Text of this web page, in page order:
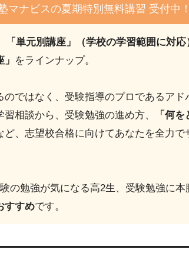
マナビスの夏期特別無料講習 受付中
「単元別講座」（学校の学習範囲に対応
をラインナップ。
ではなく、受験指導のプロであるアド
相談から、受験勉強の進め方、
「何
ど、志望校合格に向けてあなたを全力で
の勉強が気になる高2生、受験勉強に本
すすめです。